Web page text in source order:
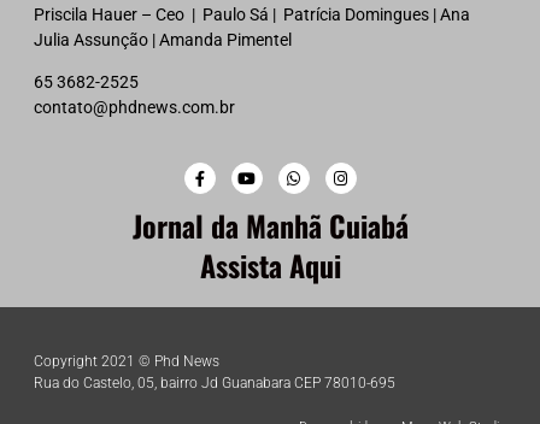
Priscila Hauer – Ceo | Paulo Sá | Patrícia Domingues | Ana
Julia Assunção | Amanda Pimentel
65 3682-2525
contato@phdnews.com.br
Jornal da Manhã Cuiabá
Assista Aqui
Copyright 2021 © Phd News
Rua do Castelo, 05, bairro Jd Guanabara CEP 78010-695